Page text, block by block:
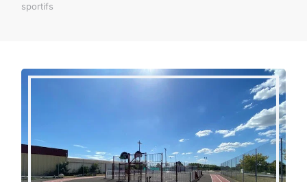
sportifs